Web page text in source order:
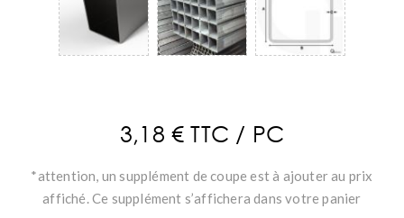
3,18 € TTC / PC
*attention, un supplément de coupe est à ajouter au prix
affiché. Ce supplément s’affichera dans votre panier